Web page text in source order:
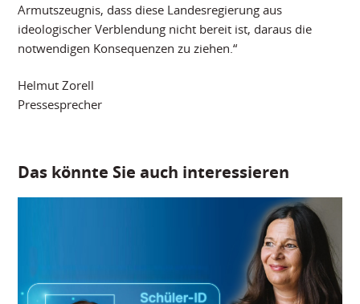
Armutszeugnis, dass diese Landesregierung aus
ideologischer Verblendung nicht bereit ist, daraus die
notwendigen Konsequenzen zu ziehen.“
Helmut Zorell
Pressesprecher
Das könnte Sie auch interessieren